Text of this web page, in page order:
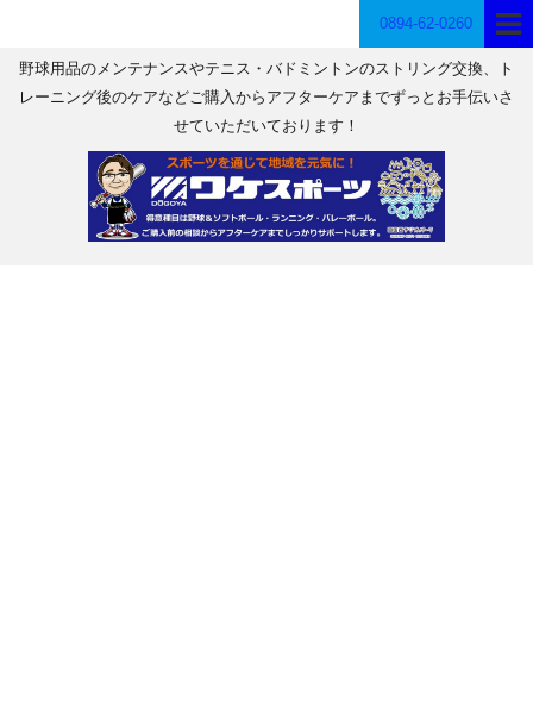
0894-62-0260
野球用品のメンテナンスやテニス・バドミントンのストリング交換、ト
レーニング後のケアなどご購入からアフターケアまでずっとお手伝いさ
せていただいております！